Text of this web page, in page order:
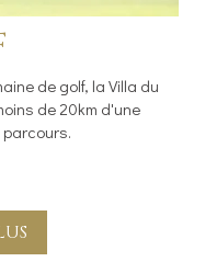
de golf, la Villa du
de 20km d'une